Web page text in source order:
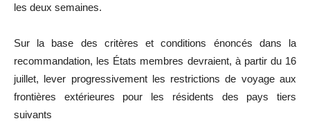
les deux semaines.
Sur la base des critères et conditions énoncés dans la
recommandation, les États membres devraient, à partir du 16
juillet, lever progressivement les restrictions de voyage aux
frontières extérieures pour les résidents des pays tiers
suivants